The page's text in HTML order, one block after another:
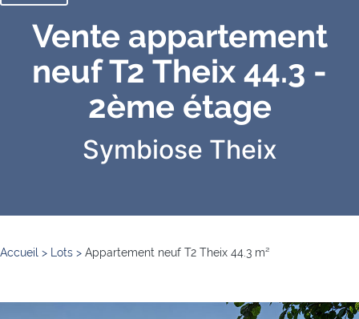
Vente appartement
neuf T2 Theix 44.3 -
2ème étage
Symbiose Theix
Accueil > Lots > Appartement neuf T2 Theix 44.3 m²